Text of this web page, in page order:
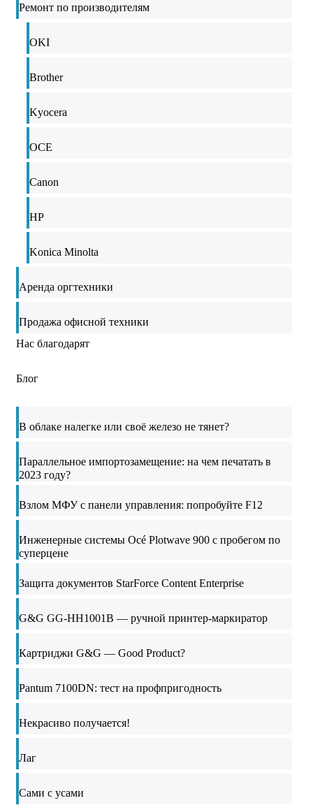
Ремонт по производителям
OKI
Brother
Kyocera
OCE
Canon
HP
Konica Minolta
Аренда оргтехники
Продажа офисной техники
Нас благодарят
Блог
В облаке налегке или своё железо не тянет?
Параллельное импортозамещение: на чем печатать в
2023 году?
Взлом МФУ с панели управления: попробуйте F12
Инженерные системы Océ Plotwave 900 с пробегом по
суперцене
Защита документов StarForce Content Enterprise
G&G GG-HH1001B — ручной принтер-маркиратор
Картриджи G&G — Good Product?
Pantum 7100DN: тест на профпригодность
Некрасиво получается!
Лаг
Сами с усами